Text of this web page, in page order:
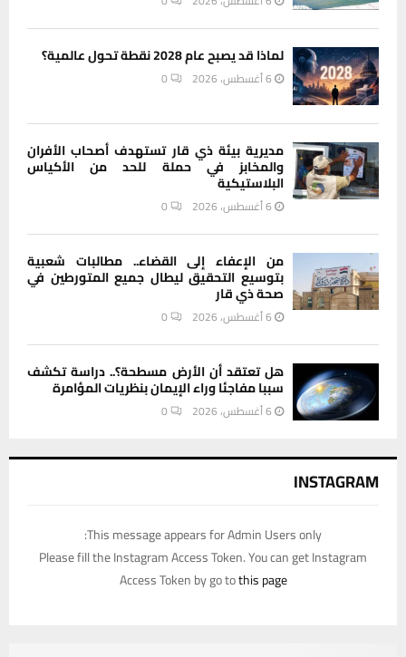
لماذا قد يصبح عام 2028 نقطة تحول عالمية؟
6 أغسطس، 2026 0
مديرية بيئة ذي قار تستهدف أصحاب الأفران
والمخابز في حملة للحد من الأكياس
البلاستيكية
6 أغسطس، 2026 0
من الإعفاء إلى القضاء.. مطالبات شعبية
بتوسيع التحقيق ليطال جميع المتورطين في
صحة ذي قار
6 أغسطس، 2026 0
هل تعتقد أن الأرض مسطحة؟.. دراسة تكشف
سببا مفاجئا وراء الإيمان بنظريات المؤامرة
6 أغسطس، 2026 0
INSTAGRAM
This message appears for Admin Users only:
Please fill the Instagram Access Token. You can get Instagram
Access Token by go tothis page